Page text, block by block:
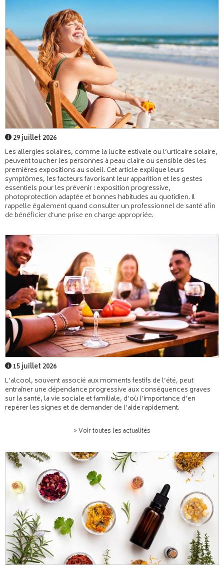
29 juillet 2026
Les allergies solaires, comme la lucite estivale ou l’urticaire solaire,
peuvent toucher les personnes à peau claire ou sensible dès les
premières expositions au soleil. Cet article explique leurs
symptômes, les facteurs favorisant leur apparition et les gestes
essentiels pour les prévenir : exposition progressive,
photoprotection adaptée et bonnes habitudes au quotidien. Il
rappelle également quand consulter un professionnel de santé afin
de bénéficier d’une prise en charge appropriée.
15 juillet 2026
L’alcool, souvent associé aux moments festifs de l’été, peut
entraîner une dépendance progressive aux conséquences graves
sur la santé, la vie sociale et familiale, d’où l’importance d’en
repérer les signes et de demander de l’aide rapidement.
> Voir toutes les actualités